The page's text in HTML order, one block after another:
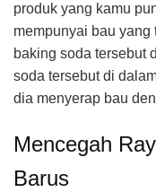
produk yang kamu
mempunyai bau yang
baking soda tersebut
soda tersebut di
dia menyerap bau
Mencegah
Barus